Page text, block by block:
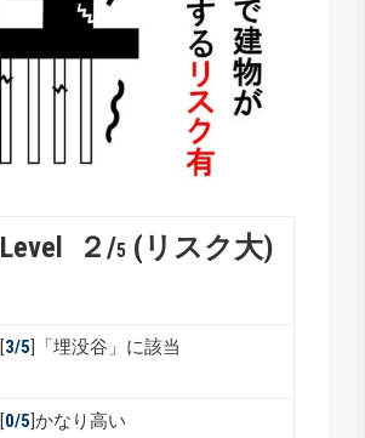
Level ２/5 (リスク大)
[3/5]「埋没谷」に該当
[0/5]かなり高い